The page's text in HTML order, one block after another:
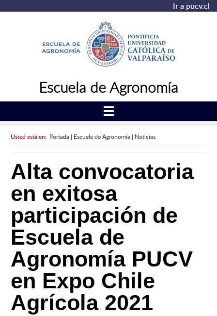
Ir a pucv.cl
Escuela de Agronomía
Usted está en: Portada| Escuela de Agronomía| Noticias
Alta convocatoria
en exitosa
participación de
Escuela de
Agronomía PUCV
en Expo Chile
Agrícola 2021